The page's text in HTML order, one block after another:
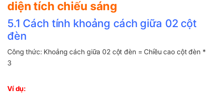
diện tích chiếu sáng
5.1 Cách tính khoảng cách giữa 02 cột
đèn
Công thức: Khoảng cách giữa 02 cột đèn = Chiều cao cột đèn *
3
Ví dụ: